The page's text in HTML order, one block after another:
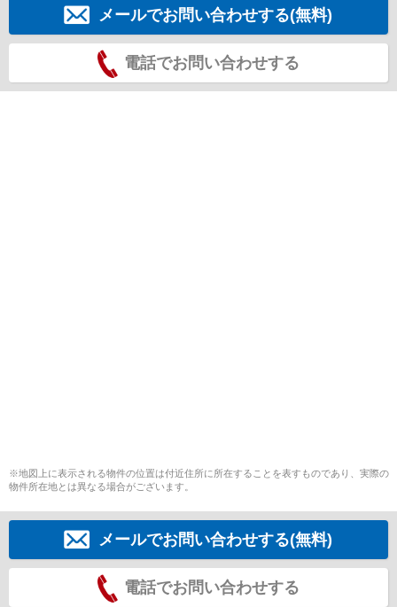
メールでお問い合わせする(無料)
電話でお問い合わせする
※地図上に表示される物件の位置は付近住所に所在することを表すものであり、実際の
物件所在地とは異なる場合がございます。
メールでお問い合わせする(無料)
電話でお問い合わせする